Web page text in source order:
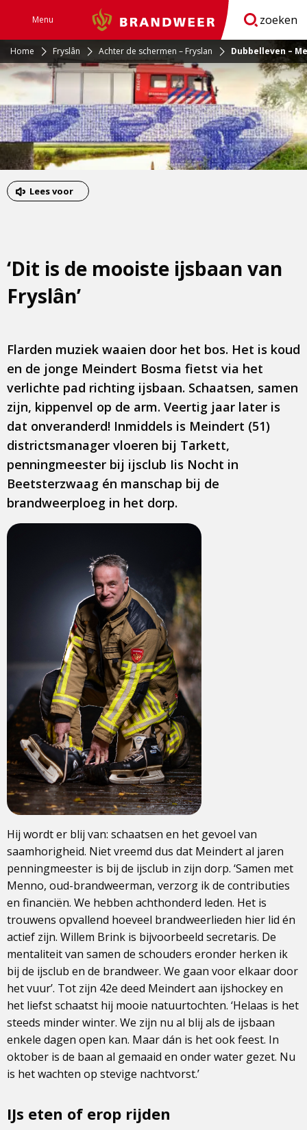
Menu Brandweer zoeken
Home Fryslân Achter de schermen – Fryslan Dubbelleven –
Lees voor
‘Dit is de mooiste ijsbaan van
Fryslân’
Flarden muziek waaien door het bos. Het is koud
en de jonge Meindert Bosma fietst via het
verlichte pad richting ijsbaan. Schaatsen, samen
zijn, kippenvel op de arm. Veertig jaar later is
dat onveranderd! Inmiddels is Meindert (51)
districtsmanager vloeren bij Tarkett,
penningmeester bij ijsclub Iis Nocht in
Beetsterzwaag én manschap bij de
brandweerploeg in het dorp.
Hij wordt er blij van: schaatsen en het gevoel van
saamhorigheid. Niet vreemd dus dat Meindert al jaren
penningmeester is bij de ijsclub in zijn dorp. ‘Samen met
Menno, oud-brandweerman, verzorg ik de contributies
en financiën. We hebben achthonderd leden. Het is
trouwens opvallend hoeveel brandweerlieden hier lid én
actief zijn. Willem Brink is bijvoorbeeld secretaris. De
mentaliteit van samen de schouders eronder herken ik
bij de ijsclub en de brandweer. We gaan voor elkaar door
het vuur’. Tot zijn 42e deed Meindert aan ijshockey en
het liefst schaatst hij mooie natuurtochten. ‘Helaas is het
steeds minder winter. We zijn nu al blij als de ijsbaan
enkele dagen open kan. Maar dán is het ook feest. In
oktober is de baan al gemaaid en onder water gezet. Nu
is het wachten op stevige nachtvorst.’
IJs eten of erop rijden